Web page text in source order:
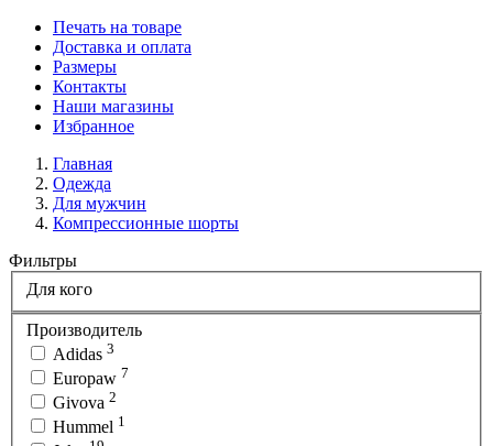
Печать на товаре
Доставка и оплата
Размеры
Контакты
Наши магазины
Избранное
Главная
Одежда
Для мужчин
Компрессионные шорты
Фильтры
Для кого
Производитель
Adidas 3
Europaw 7
Givova 2
Hummel 1